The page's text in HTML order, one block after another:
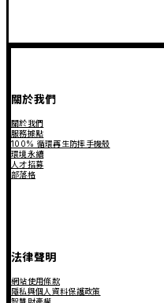
關於我們
關於我們
服務據點
100% 循環再生防摔手機殼
環境永續
人才招募
部落格
法律聲明
網站使用條款
隱私與個人資料保護政策